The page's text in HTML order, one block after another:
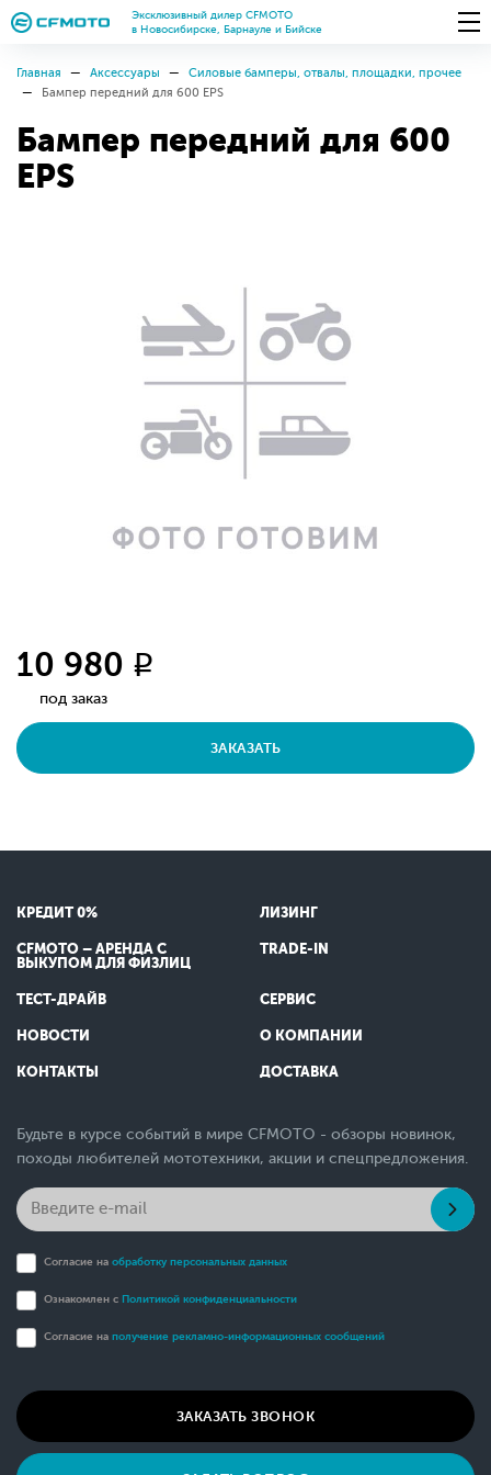
Эксклюзивный дилер CFMOTO
в Новосибирске, Барнауле и Бийске
Главная Аксессуары
Силовые бамперы, отвалы, площадки, прочее
Бампер передний для 600 EPS
Бампер передний для 600
EPS
10 980 q
под заказ
ЗАКАЗАТЬ
КРЕДИТ 0% ЛИЗИНГ
CFMOTO – АРЕНДА С
ВЫКУПОМ ДЛЯ ФИЗЛИЦ
TRADE-IN
ТЕСТ-ДРАЙВ СЕРВИС
НОВОСТИ О КОМПАНИИ
КОНТАКТЫ ДОСТАВКА
Будьте в курсе событий в мире CFMOTO - обзоры новинок,
походы любителей мототехники, акции и спецпредложения.
Согласие на обработку персональных данных
Ознакомлен с Политикой конфиденциальности
Согласие на получение рекламно-информационных сообщений
ЗАКАЗАТЬ ЗВОНОК